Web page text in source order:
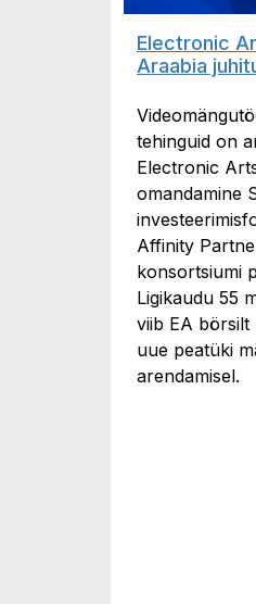
Electronic
Araabia
tehinguid on
Electronic
omandamine
Affinity
konsortsiumi
Ligikaudu 55
viib EA
uue peatüki
arendamisel.